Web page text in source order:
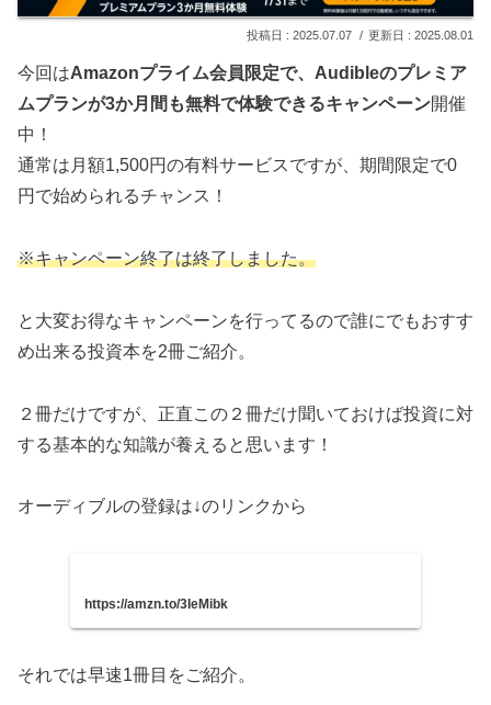
2025.07.07 2025.08.01
今回はAmazonプライム会員限定で、Audibleのプレミア
ムプランが3か月間も無料で体験できるキャンペーン開催
中！
通常は月額1,500円の有料サービスですが、期間限定で0
円で始められるチャンス！
※キャンペーン終了は終了しました。
と大変お得なキャンペーンを行ってるので誰にでもおすす
め出来る投資本を2冊ご紹介。
２冊だけですが、正直この２冊だけ聞いておけば投資に対
する基本的な知識が養えると思います！
オーディブルの登録は↓のリンクから
https://amzn.to/3IeMibk
それでは早速1冊目をご紹介。